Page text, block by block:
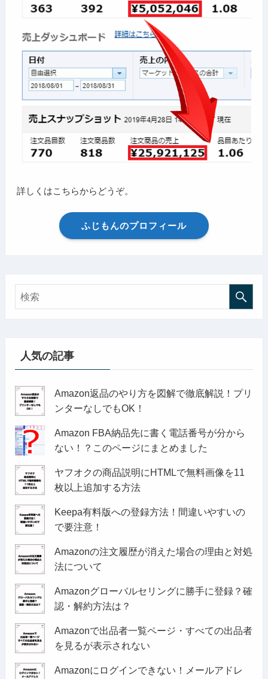
詳しくはこちらからどうぞ。
ふじもんのプロフィール
人気の記事
Amazon返品のやり方を図解で徹底解説！プリ
ンターなしでもOK！
Amazon FBA納品先に書く電話番号が分から
ない！？このページにまとめました
ヤフオクの商品説明にHTMLで無料画像を11
枚以上追加する方法
Keepa有料版への登録方法！間違いやすいの
で要注意！
Amazonの注文履歴が消えた場合の理由と対処
法について
Amazonグローバルセリングに勝手に登録？確
認・解約方法は？
Amazonで出品者一覧ページ・すべての出品者
を見るが表示されない
Amazonにログインできない！メールアドレ